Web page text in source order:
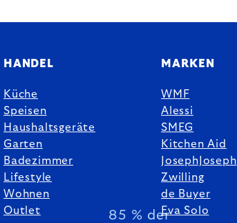
85 % der
HANDEL
Küche
Speisen
Haushaltsgeräte
Garten
Badezimmer
Lifestyle
Wohnen
Outlet
MARKEN
WMF
Alessi
SMEG
Kitchen Aid
JosephJoseph
Zwilling
de Buyer
Eva Solo